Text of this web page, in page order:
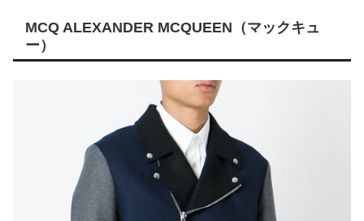
MCQ ALEXANDER MCQUEEN（マックキュ
ー）